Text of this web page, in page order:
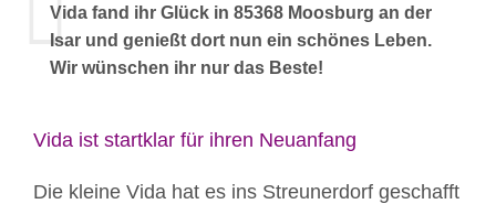
Vida fand ihr Glück in 85368 Moosburg an der
Isar und genießt dort nun ein schönes Leben.
Wir wünschen ihr nur das Beste!
Vida ist startklar für ihren Neuanfang
Die kleine Vida hat es ins Streunerdorf geschafft